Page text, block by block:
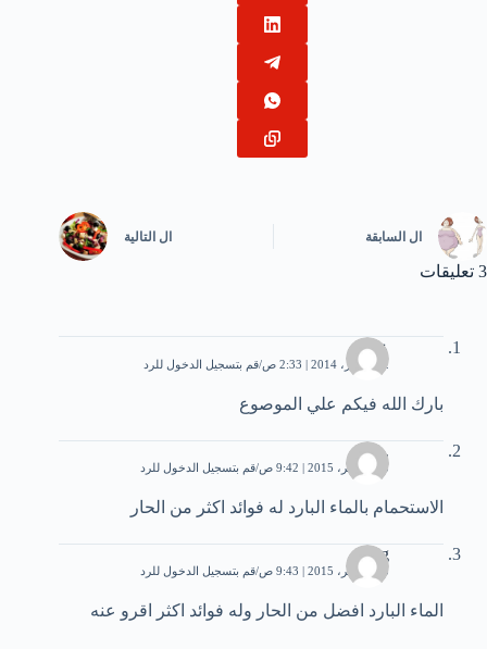
ال السابقة ال التالية
3 تعليقات
عمار
22 أكتوبر، 2014 | 2:33 ص قم بتسجيل الدخول للرد
بارك الله فيكم علي الموصوع
.
13 نوفمبر، 2015 | 9:42 ص قم بتسجيل الدخول للرد
الاستحمام بالماء البارد له فوائد اكثر من الحار
gg
13 نوفمبر، 2015 | 9:43 ص قم بتسجيل الدخول للرد
الماء البارد افضل من الحار وله فوائد اكثر اقرو عنه